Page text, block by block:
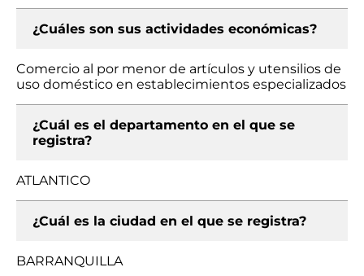
¿Cuáles son sus actividades económicas?
Comercio al por menor de artículos y utensilios de
uso doméstico en establecimientos especializados
¿Cuál es el departamento en el que se
registra?
ATLANTICO
¿Cuál es la ciudad en el que se registra?
BARRANQUILLA